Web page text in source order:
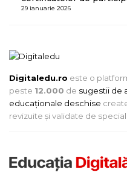
29 ianuarie 2026
Digitaledu.ro este o
peste 12.000 de sugestii de
educaționale deschise
revizuite și validate de